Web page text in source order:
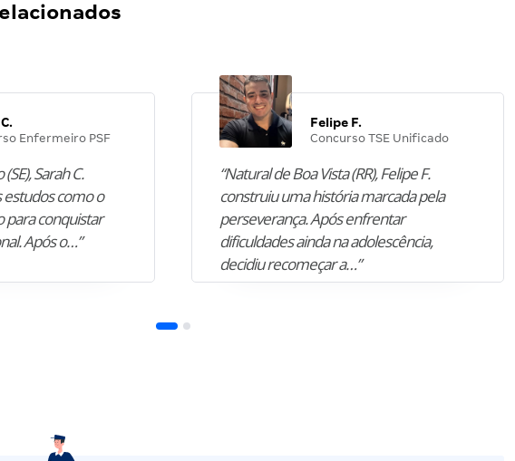
Enfermeiro PSF
Sarah C.
como o
para conquistar
Após o…”
Felipe F.
Concurso TSE Unificado
“Natural de Boa Vista (RR), Felipe F.
construiu uma história marcada pela
perseverança. Após enfrentar
dificuldades ainda na adolescência,
decidiu recomeçar a…”